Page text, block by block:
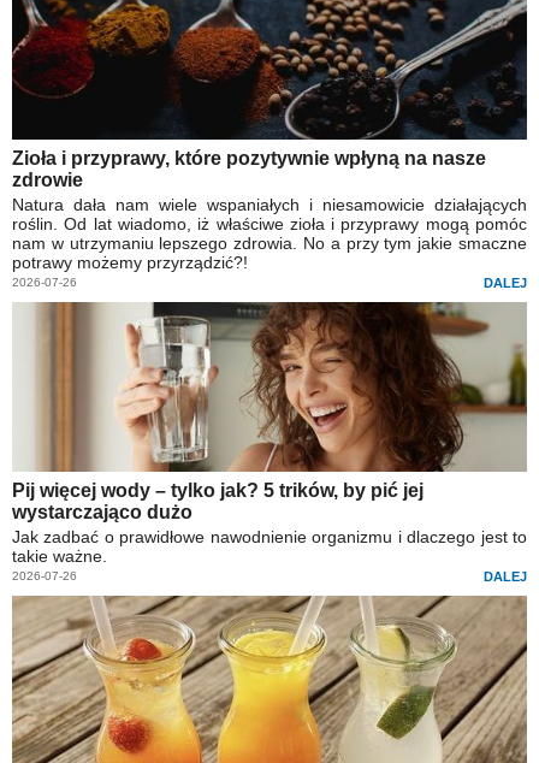
Zioła i przyprawy, które pozytywnie wpłyną na nasze
zdrowie
Natura dała nam wiele wspaniałych i niesamowicie działających
roślin. Od lat wiadomo, iż właściwe zioła i przyprawy mogą pomóc
nam w utrzymaniu lepszego zdrowia. No a przy tym jakie smaczne
potrawy możemy przyrządzić?!
2026-07-26 DALEJ
Pij więcej wody – tylko jak? 5 trików, by pić jej
wystarczająco dużo
Jak zadbać o prawidłowe nawodnienie organizmu i dlaczego jest to
takie ważne.
2026-07-26 DALEJ